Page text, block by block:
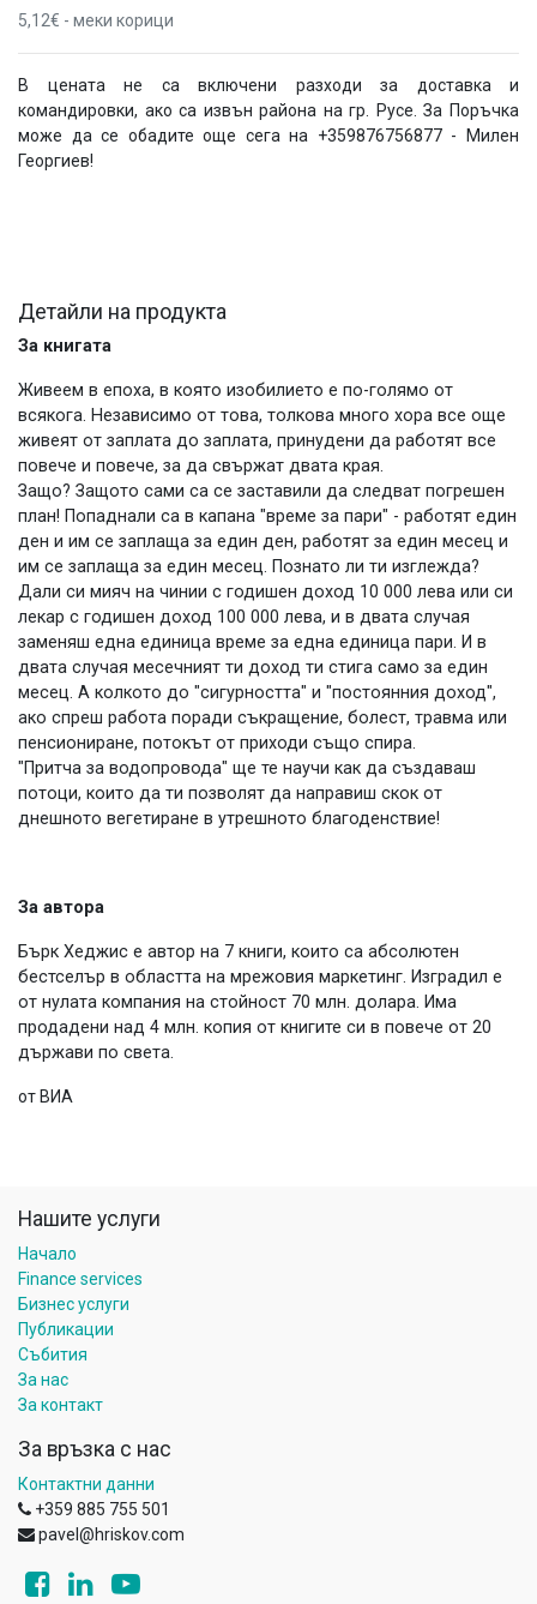
5,12€ - меки корици
В цената не са включени разходи за доставка и
командировки, ако са извън района на гр. Русе. За Поръчка
може да се обадите още сега на +359876756877 - Милен
Георгиев!
Детайли на продукта
За книгата
Живеем в епоха, в която изобилието е по-голямо от
всякога. Независимо от това, толкова много хора все още
живеят от заплата до заплата, принудени да работят все
повече и повече, за да свържат двата края.
Защо? Защото сами са се заставили да следват погрешен
план! Попаднали са в капана "време за пари" - работят един
ден и им се заплаща за един ден, работят за един месец и
им се заплаща за един месец. Познато ли ти изглежда?
Дали си мияч на чинии с годишен доход 10 000 лева или си
лекар с годишен доход 100 000 лева, и в двата случая
заменяш една единица време за една единица пари. И в
двата случая месечният ти доход ти стига само за един
месец. А колкото до "сигурността" и "постоянния доход",
ако спреш работа поради съкращение, болест, травма или
пенсиониране, потокът от приходи също спира.
"Притча за водопровода" ще те научи как да създаваш
потоци, които да ти позволят да направиш скок от
днешното вегетиране в утрешното благоденствие!
За автора
Бърк Хеджис е автор на 7 книги, които са абсолютен
бестселър в областта на мрежовия маркетинг. Изградил е
от нулата компания на стойност 70 млн. долара. Има
продадени над 4 млн. копия от книгите си в повече от 20
държави по света.
от ВИА
Нашите услуги
Начало
Finance services
Бизнес услуги
Публикации
Събития
За нас
За контакт
За връзка с нас
Контактни данни
+359 885 755 501
pavel@hriskov.com